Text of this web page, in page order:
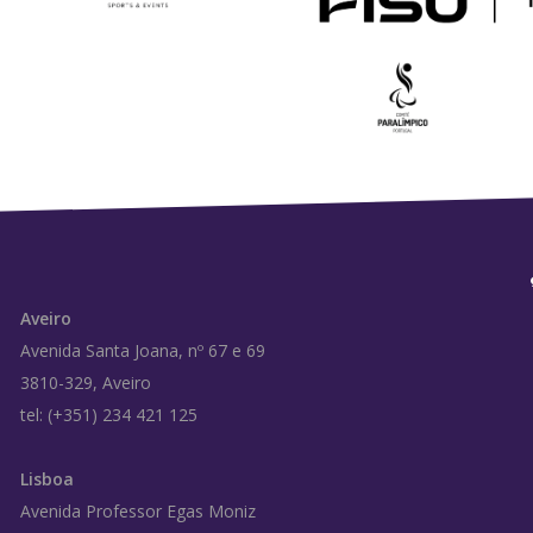
Aveiro
Avenida Santa Joana, nº 67 e 69
3810-329, Aveiro
tel: (+351) 234 421 125
Lisboa
Avenida Professor Egas Moniz